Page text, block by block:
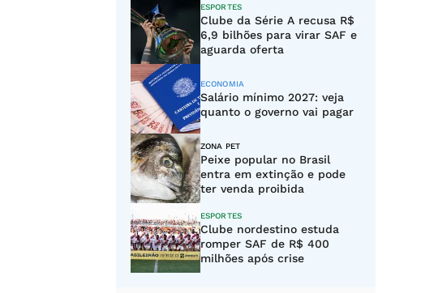
ESPORTES
Clube da Série A recusa R$
6,9 bilhões para virar SAF e
aguarda oferta
ECONOMIA
Salário mínimo 2027: veja
quanto o governo vai pagar
ZONA PET
Peixe popular no Brasil
entra em extinção e pode
ter venda proibida
ESPORTES
Clube nordestino estuda
romper SAF de R$ 400
milhões após crise